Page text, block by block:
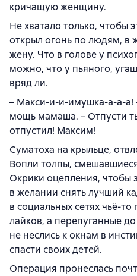
кричащую женщину.
Не хватало только, чтобы
открыл огонь по людям, в
жену. Что в голове у
можно, что у пьяного,
вряд ли.
– Макси-и-и-имушка-а-а-а!
мощь мамаша. – Отпусти
отпустил! Максим!
Суматоха на крыльце,
Вопли толпы,
Окрики оцепления, чтобы
в желании снять лучший
в социальных сетях чьё-
лайков, а перепуганные
не неслись к окнам в
спасти своих детей.
Операция пронеслась